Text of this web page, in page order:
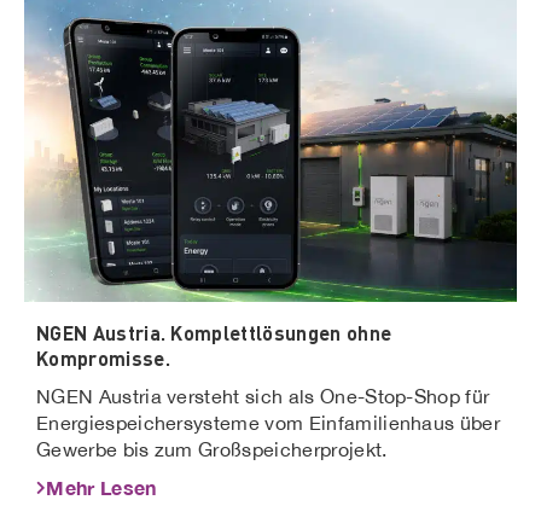
NGEN Austria. Komplettlösungen ohne
Kompromisse.
NGEN Austria versteht sich als One-Stop-Shop für
Energiespeichersysteme vom Einfamilienhaus über
Gewerbe bis zum Großspeicherprojekt.
Mehr Lesen